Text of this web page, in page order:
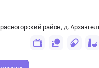
район, д.